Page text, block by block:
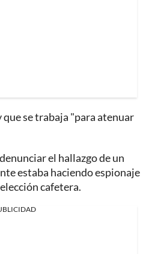
que se trabaja "para atenuar
el hallazgo de un
estaba haciendo espionaje
cafetera.